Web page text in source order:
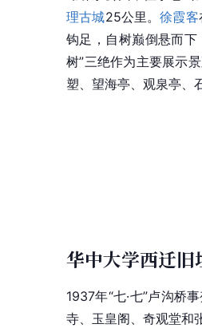
理古城25公里。徐霞客
钩足，自树巅倒悬而
树”三绝作为主要展示
塑、望海亭、观泉亭、
华中大学西迁旧
1937年“七·七”卢沟桥
寺、玉皇阁、奇观堂和